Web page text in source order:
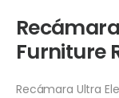
Furniture
Recámara Ultra